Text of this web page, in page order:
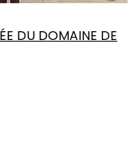
DU DOMAINE DE